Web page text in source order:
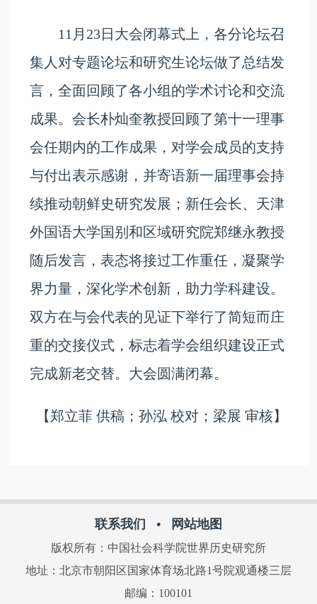
11月23日大会闭幕式上，各分论坛召
集人对专题论坛和研究生论坛做了总结发
言，全面回顾了各小组的学术讨论和交流
成果。会长朴灿奎教授回顾了第十一理事
会任期内的工作成果，对学会成员的支持
与付出表示感谢，并寄语新一届理事会持
续推动朝鲜史研究发展；新任会长、天津
外国语大学国别和区域研究院郑继永教授
随后发言，表态将接过工作重任，凝聚学
界力量，深化学术创新，助力学科建设。
双方在与会代表的见证下举行了简短而庄
重的交接仪式，标志着学会组织建设正式
完成新老交替。大会圆满闭幕。
【郑立菲 供稿；孙泓 校对；梁展 审核】
联系我们 • 网站地图
版权所有：中国社会科学院世界历史研究所
地址：北京市朝阳区国家体育场北路1号院观通楼三层
邮编：100101